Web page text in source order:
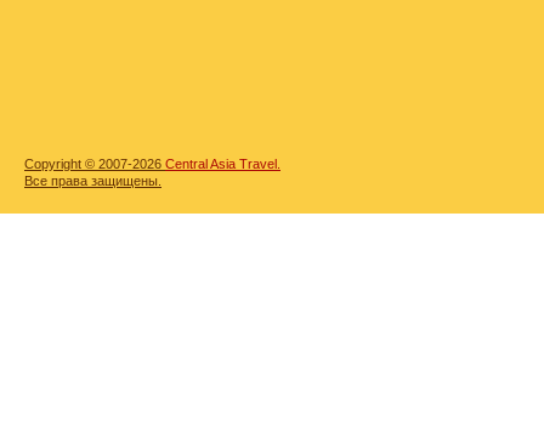
Copyright © 2007-2026 Central Asia Travel.
Все права защищены.